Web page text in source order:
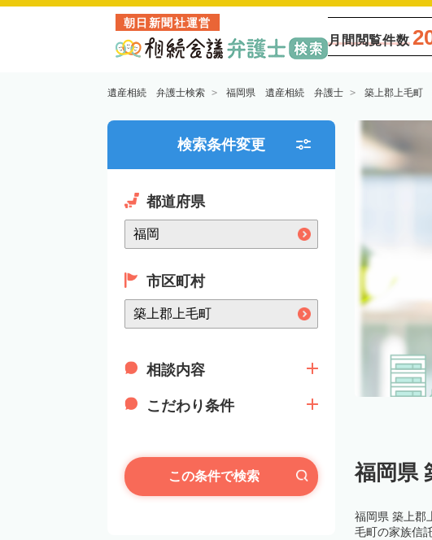
朝日新聞社運営
月間閲覧件数
遺産相続 弁護士検索 福岡県 遺産相続 弁護士 築上郡上毛
検索条件変更
都道府県
市区町村
相談内容
こだわり条件
この条件で検索 福岡県
福岡県 築上郡
毛町の家族信